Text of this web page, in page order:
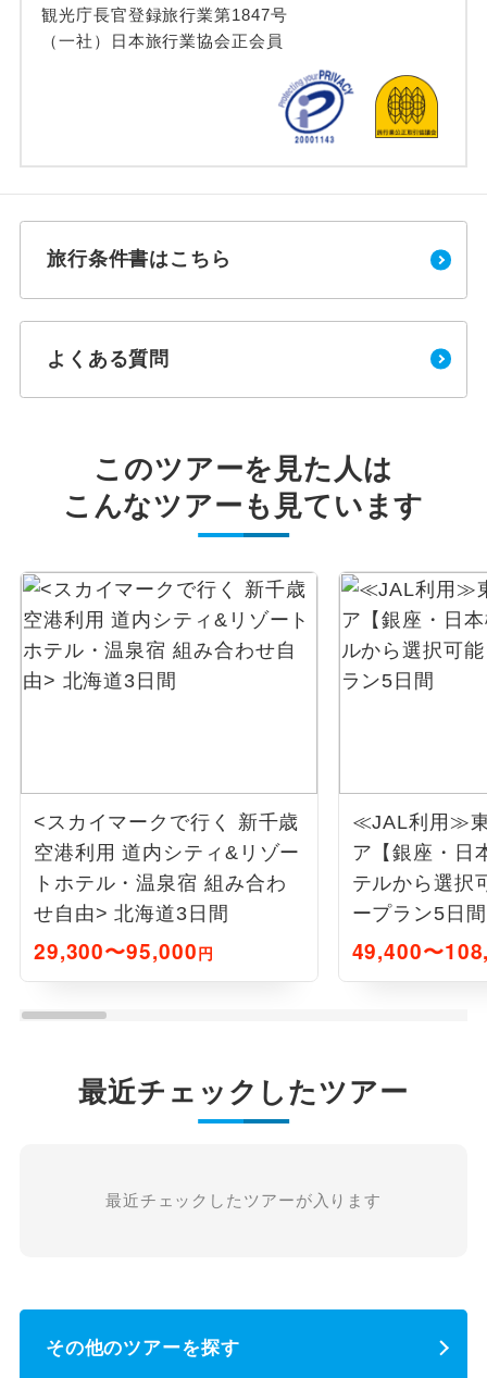
観光庁長官登録旅行業第1847号
（一社）日本旅行業協会正会員
旅行条件書はこちら
よくある質問
このツアーを見た人は
こんなツアーも見ています
<スカイマークで行く 新千歳
空港利用 道内シティ&リゾー
トホテル・温泉宿 組み合わ
せ自由> 北海道3日間
29,300〜95,000円
≪JAL利用≫
ア【銀座・日
テルから選択
ープラン5日間
49,400〜
最近チェックしたツアー
最近チェックしたツアーが入ります
その他のツアーを探す